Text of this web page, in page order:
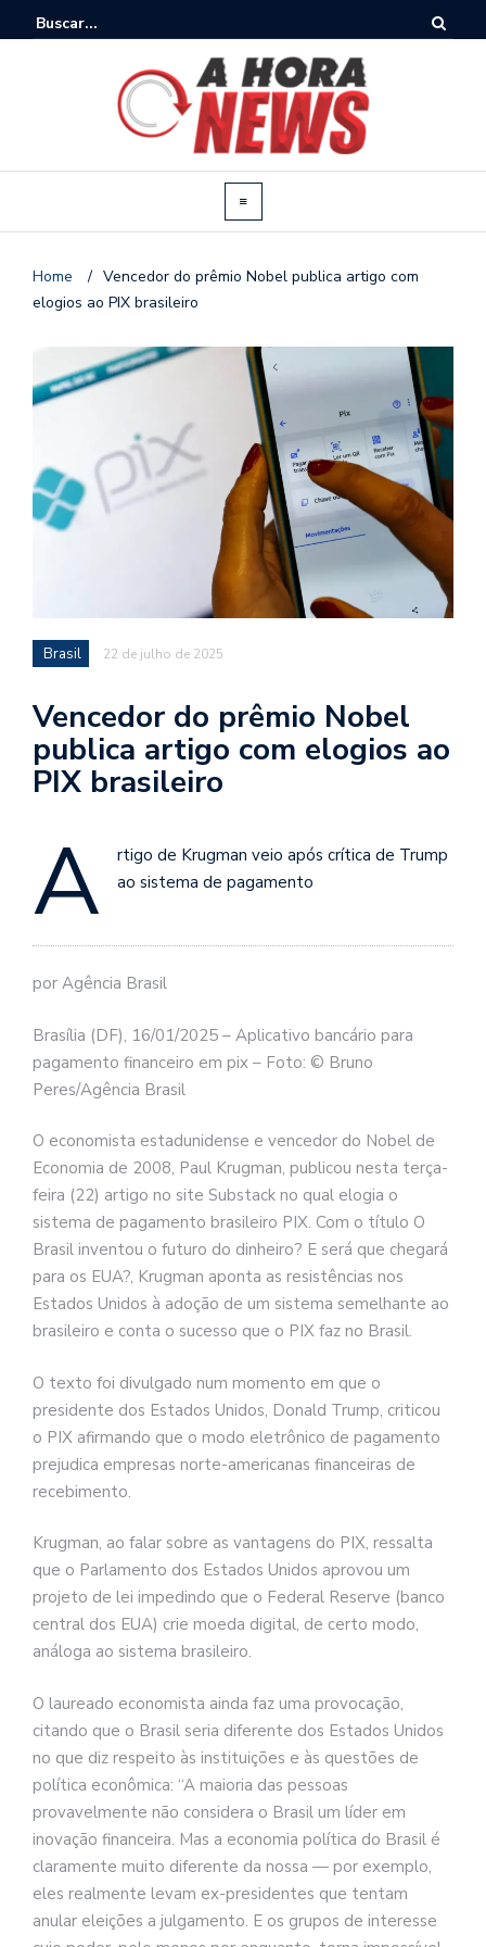
Home / Vencedor do prêmio Nobel publica artigo com
elogios ao PIX brasileiro
Brasil 22 de julho de 2025
Vencedor do prêmio Nobel
publica artigo com elogios ao
PIX brasileiro
A
rtigo de Krugman veio após crítica de Trump
ao sistema de pagamento
por Agência Brasil
Brasília (DF), 16/01/2025 – Aplicativo bancário para
pagamento financeiro em pix – Foto: © Bruno
Peres/Agência Brasil
O economista estadunidense e vencedor do Nobel de
Economia de 2008, Paul Krugman, publicou nesta terça-
feira (22) artigo no site Substack no qual elogia o
sistema de pagamento brasileiro PIX. Com o título O
Brasil inventou o futuro do dinheiro? E será que chegará
para os EUA?, Krugman aponta as resistências nos
Estados Unidos à adoção de um sistema semelhante ao
brasileiro e conta o sucesso que o PIX faz no Brasil.
O texto foi divulgado num momento em que o
presidente dos Estados Unidos, Donald Trump, criticou
o PIX afirmando que o modo eletrônico de pagamento
prejudica empresas norte-americanas financeiras de
recebimento.
Krugman, ao falar sobre as vantagens do PIX, ressalta
que o Parlamento dos Estados Unidos aprovou um
projeto de lei impedindo que o Federal Reserve (banco
central dos EUA) crie moeda digital, de certo modo,
análoga ao sistema brasileiro.
O laureado economista ainda faz uma provocação,
citando que o Brasil seria diferente dos Estados Unidos
no que diz respeito às instituições e às questões de
política econômica: “A maioria das pessoas
provavelmente não considera o Brasil um líder em
inovação financeira. Mas a economia política do Brasil é
claramente muito diferente da nossa — por exemplo,
eles realmente levam ex-presidentes que tentam
anular eleições a julgamento. E os grupos de interesse